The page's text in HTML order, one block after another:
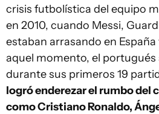
crisis futbolística del equipo
en 2010, cuando Messi,
estaban arrasando en España
aquel momento, el
durante sus primeros 19
logró enderezar el rumbo del
como Cristiano Ronaldo,